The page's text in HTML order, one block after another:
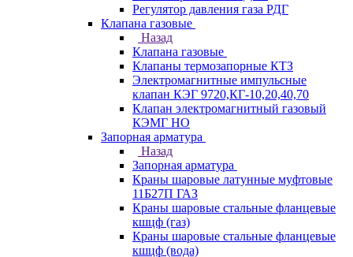
Регулятор давления газа РДГ
Клапана газовые
Назад
Клапана газовые
Клапаны термозапорные КТЗ
Электромагнитные импульсные
клапан КЭГ 9720,КГ-10,20,40,70
Клапан электромагнитный газовый
КЭМГ НО
Запорная арматура
Назад
Запорная арматура
Краны шаровые латунные муфтовые
11Б27П ГАЗ
Краны шаровые стальные фланцевые
кшцф (газ)
Краны шаровые стальные фланцевые
кшцф (вода)